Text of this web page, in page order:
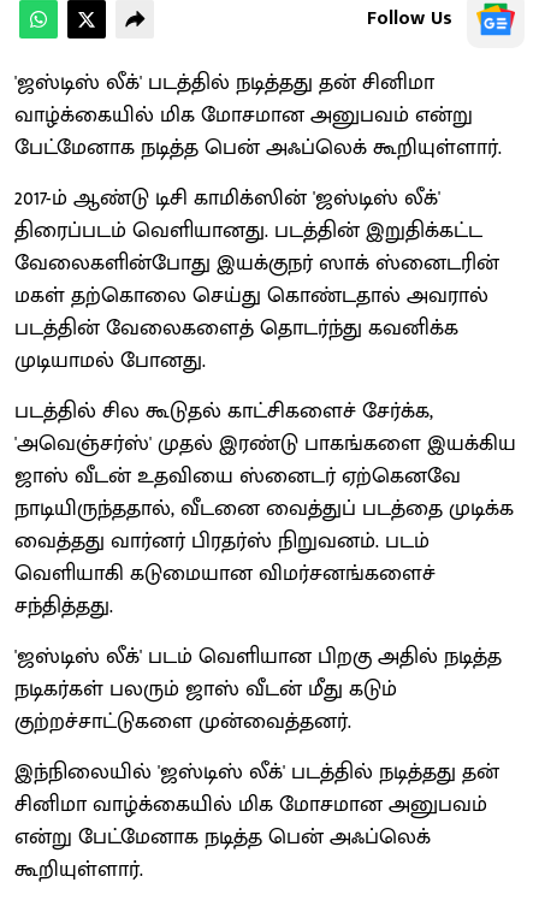
Follow Us
'ஜஸ்டிஸ் லீக்' படத்தில் நடித்தது தன் சினிமா
வாழ்க்கையில் மிக மோசமான அனுபவம் என்று
பேட்மேனாக நடித்த பென் அஃப்லெக் கூறியுள்ளார்.
2017-ம் ஆண்டு டிசி காமிக்ஸின் 'ஜஸ்டிஸ் லீக்'
திரைப்படம் வெளியானது. படத்தின் இறுதிக்கட்ட
வேலைகளின்போது இயக்குநர் ஸாக் ஸ்னைடரின்
மகள் தற்கொலை செய்து கொண்டதால் அவரால்
படத்தின் வேலைகளைத் தொடர்ந்து கவனிக்க
முடியாமல் போனது.
படத்தில் சில கூடுதல் காட்சிகளைச் சேர்க்க,
'அவெஞ்சர்ஸ்' முதல் இரண்டு பாகங்களை இயக்கிய
ஜாஸ் வீடன் உதவியை ஸ்னைடர் ஏற்கெனவே
நாடியிருந்ததால், வீடனை வைத்துப் படத்தை முடிக்க
வைத்தது வார்னர் பிரதர்ஸ் நிறுவனம். படம்
வெளியாகி கடுமையான விமர்சனங்களைச்
சந்தித்தது.
'ஜஸ்டிஸ் லீக்' படம் வெளியான பிறகு அதில் நடித்த
நடிகர்கள் பலரும் ஜாஸ் வீடன் மீது கடும்
குற்றச்சாட்டுகளை முன்வைத்தனர்.
இந்நிலையில் 'ஜஸ்டிஸ் லீக்' படத்தில் நடித்தது தன்
சினிமா வாழ்க்கையில் மிக மோசமான அனுபவம்
என்று பேட்மேனாக நடித்த பென் அஃப்லெக்
கூறியுள்ளார்.